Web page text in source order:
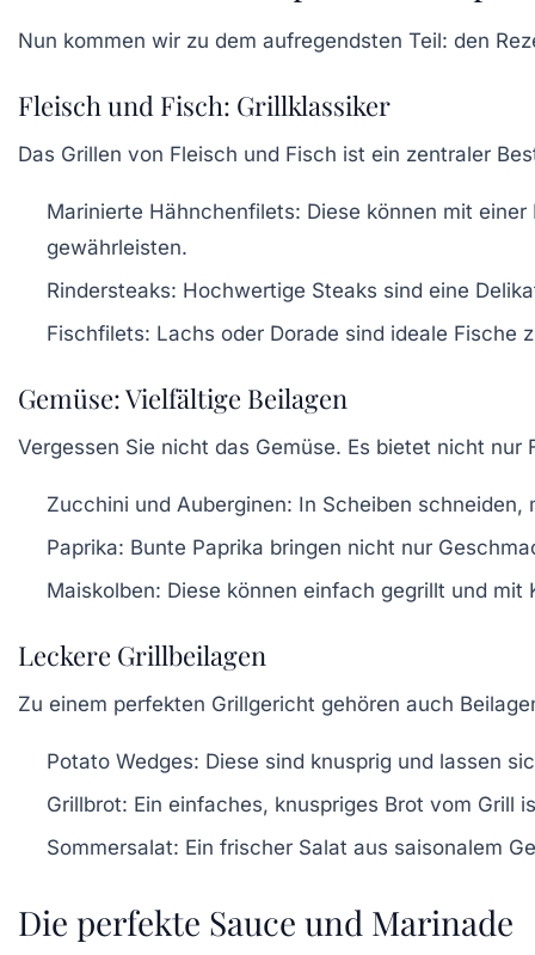
Nun kommen wir zu dem aufregendsten Teil: den
Fleisch und Fisch: Grillklassiker
Das Grillen von Fleisch und Fisch ist ein zentraler
Marinierte Hähnchenfilets: Diese können mit
gewährleisten.
Rindersteaks: Hochwertige Steaks sind eine
Fischfilets: Lachs oder Dorade sind ideale Fische
Gemüse: Vielfältige Beilagen
Vergessen Sie nicht das Gemüse. Es bietet nicht nur
Zucchini und Auberginen: In Scheiben schneiden,
Paprika: Bunte Paprika bringen nicht nur
Maiskolben: Diese können einfach gegrillt und
Leckere Grillbeilagen
Zu einem perfekten Grillgericht gehören auch
Potato Wedges: Diese sind knusprig und lassen
Grillbrot: Ein einfaches, knuspriges Brot vom Grill
Sommersalat: Ein frischer Salat aus saisonalem
Die perfekte Sauce und Marinade